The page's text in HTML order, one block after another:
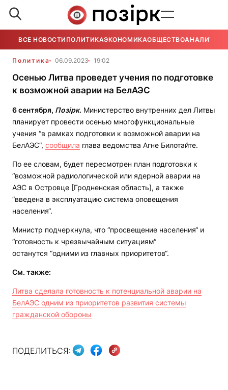
ВСЕ НОВОСТИ ПОЛИТИКАЭКОНОМИКАОБЩЕСТВОАНАЛИТИКА
Политика 06.09.2023 19:02
Осенью Литва проведет учения по подготовке
к возможной аварии на БелАЭС
6 сентября, Позірк. Министерство внутренних дел Литвы
планирует провести осенью многофункциональные
учения “в рамках подготовки к возможной аварии на
БелАЭС“, сообщила глава ведомства Агне Билотайте.
По ее словам, будет пересмотрен план подготовки к
“возможной радиологической или ядерной аварии на
АЭС в Островце [Гродненская область], а также
“введена в эксплуатацию система оповещения
населения“.
Министр подчеркнула, что “просвещение населения“ и
“готовность к чрезвычайным ситуациям“
останутся “одними из главных приоритетов“.
См. также:
Литва сделала готовность к потенциальной аварии на
БелАЭС одним из приоритетов развития системы
гражданской обороны
ПОДЕЛИТЬСЯ: